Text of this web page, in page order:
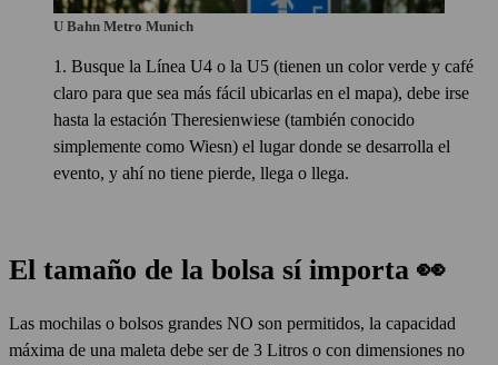
U Bahn Metro Munich
Busque la Línea U4 o la U5 (tienen un color verde y café
claro para que sea más fácil ubicarlas en el mapa), debe irse
hasta la estación Theresienwiese (también conocido
simplemente como Wiesn) el lugar donde se desarrolla el
evento, y ahí no tiene pierde, llega o llega.
El tamaño de la bolsa sí importa 👀
Las mochilas o bolsos grandes NO son permitidos, la capacidad
máxima de una maleta debe ser de 3 Litros o con dimensiones no